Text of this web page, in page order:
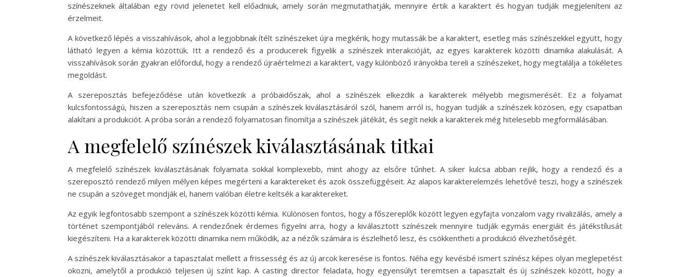
színészeknek általában egy rövid jelenetet kell előadniuk, amely során megmutathatják, mennyire értik a karaktert és hogyan tudják megjeleníteni az
érzelmeit.
A következő lépés a visszahívások, ahol a legjobbnak ítélt színészeket újra megkérik, hogy mutassák be a karaktert, esetleg más színészekkel együtt, hogy
látható legyen a kémia közöttük. Itt a rendező és a producerek figyelik a színészek interakcióját, az egyes karakterek közötti dinamika alakulását. A
visszahívások során gyakran előfordul, hogy a rendező újraértelmezi a karaktert, vagy különböző irányokba tereli a színészeket, hogy megtalálja a tökéletes
megoldást.
A szereposztás befejeződése után következik a próbaidőszak, ahol a színészek elkezdik a karakterek mélyebb megismerését. Ez a folyamat
kulcsfontosságú, hiszen a szereposztás nem csupán a színészek kiválasztásáról szól, hanem arról is, hogyan tudják a színészek közösen, egy csapatban
alakítani a produkciót. A próba során a rendező folyamatosan finomítja a színészek játékát, és segít nekik a karakterek még hitelesebb megformálásában.
A megfelelő színészek kiválasztásának titkai
A megfelelő színészek kiválasztásának folyamata sokkal komplexebb, mint ahogy az elsőre tűnhet. A siker kulcsa abban rejlik, hogy a rendező és a
szereposztó rendező milyen mélyen képes megérteni a karaktereket és azok összefüggéseit. Az alapos karakterelemzés lehetővé teszi, hogy a színészek
ne csupán a szöveget mondják el, hanem valóban életre keltsék a karaktereket.
Az egyik legfontosabb szempont a színészek közötti kémia. Különösen fontos, hogy a főszereplők között legyen egyfajta vonzalom vagy rivalizálás, amely a
történet szempontjából releváns. A rendezőnek érdemes figyelni arra, hogy a kiválasztott színészek mennyire tudják egymás energiáit és játékstílusát
kiegészíteni. Ha a karakterek közötti dinamika nem működik, az a nézők számára is észlelhető lesz, és csökkentheti a produkció élvezhetőségét.
A színészek kiválasztásakor a tapasztalat mellett a frissesség és az új arcok keresése is fontos. Néha egy kevésbé ismert színész képes olyan meglepetést
okozni, amelytől a produkció teljesen új színt kap. A casting director feladata, hogy egyensúlyt teremtsen a tapasztalt és új színészek között, hogy a